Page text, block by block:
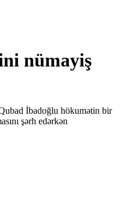
nümayiş
İbadoğlu hökumətin bir
şərh edərkən